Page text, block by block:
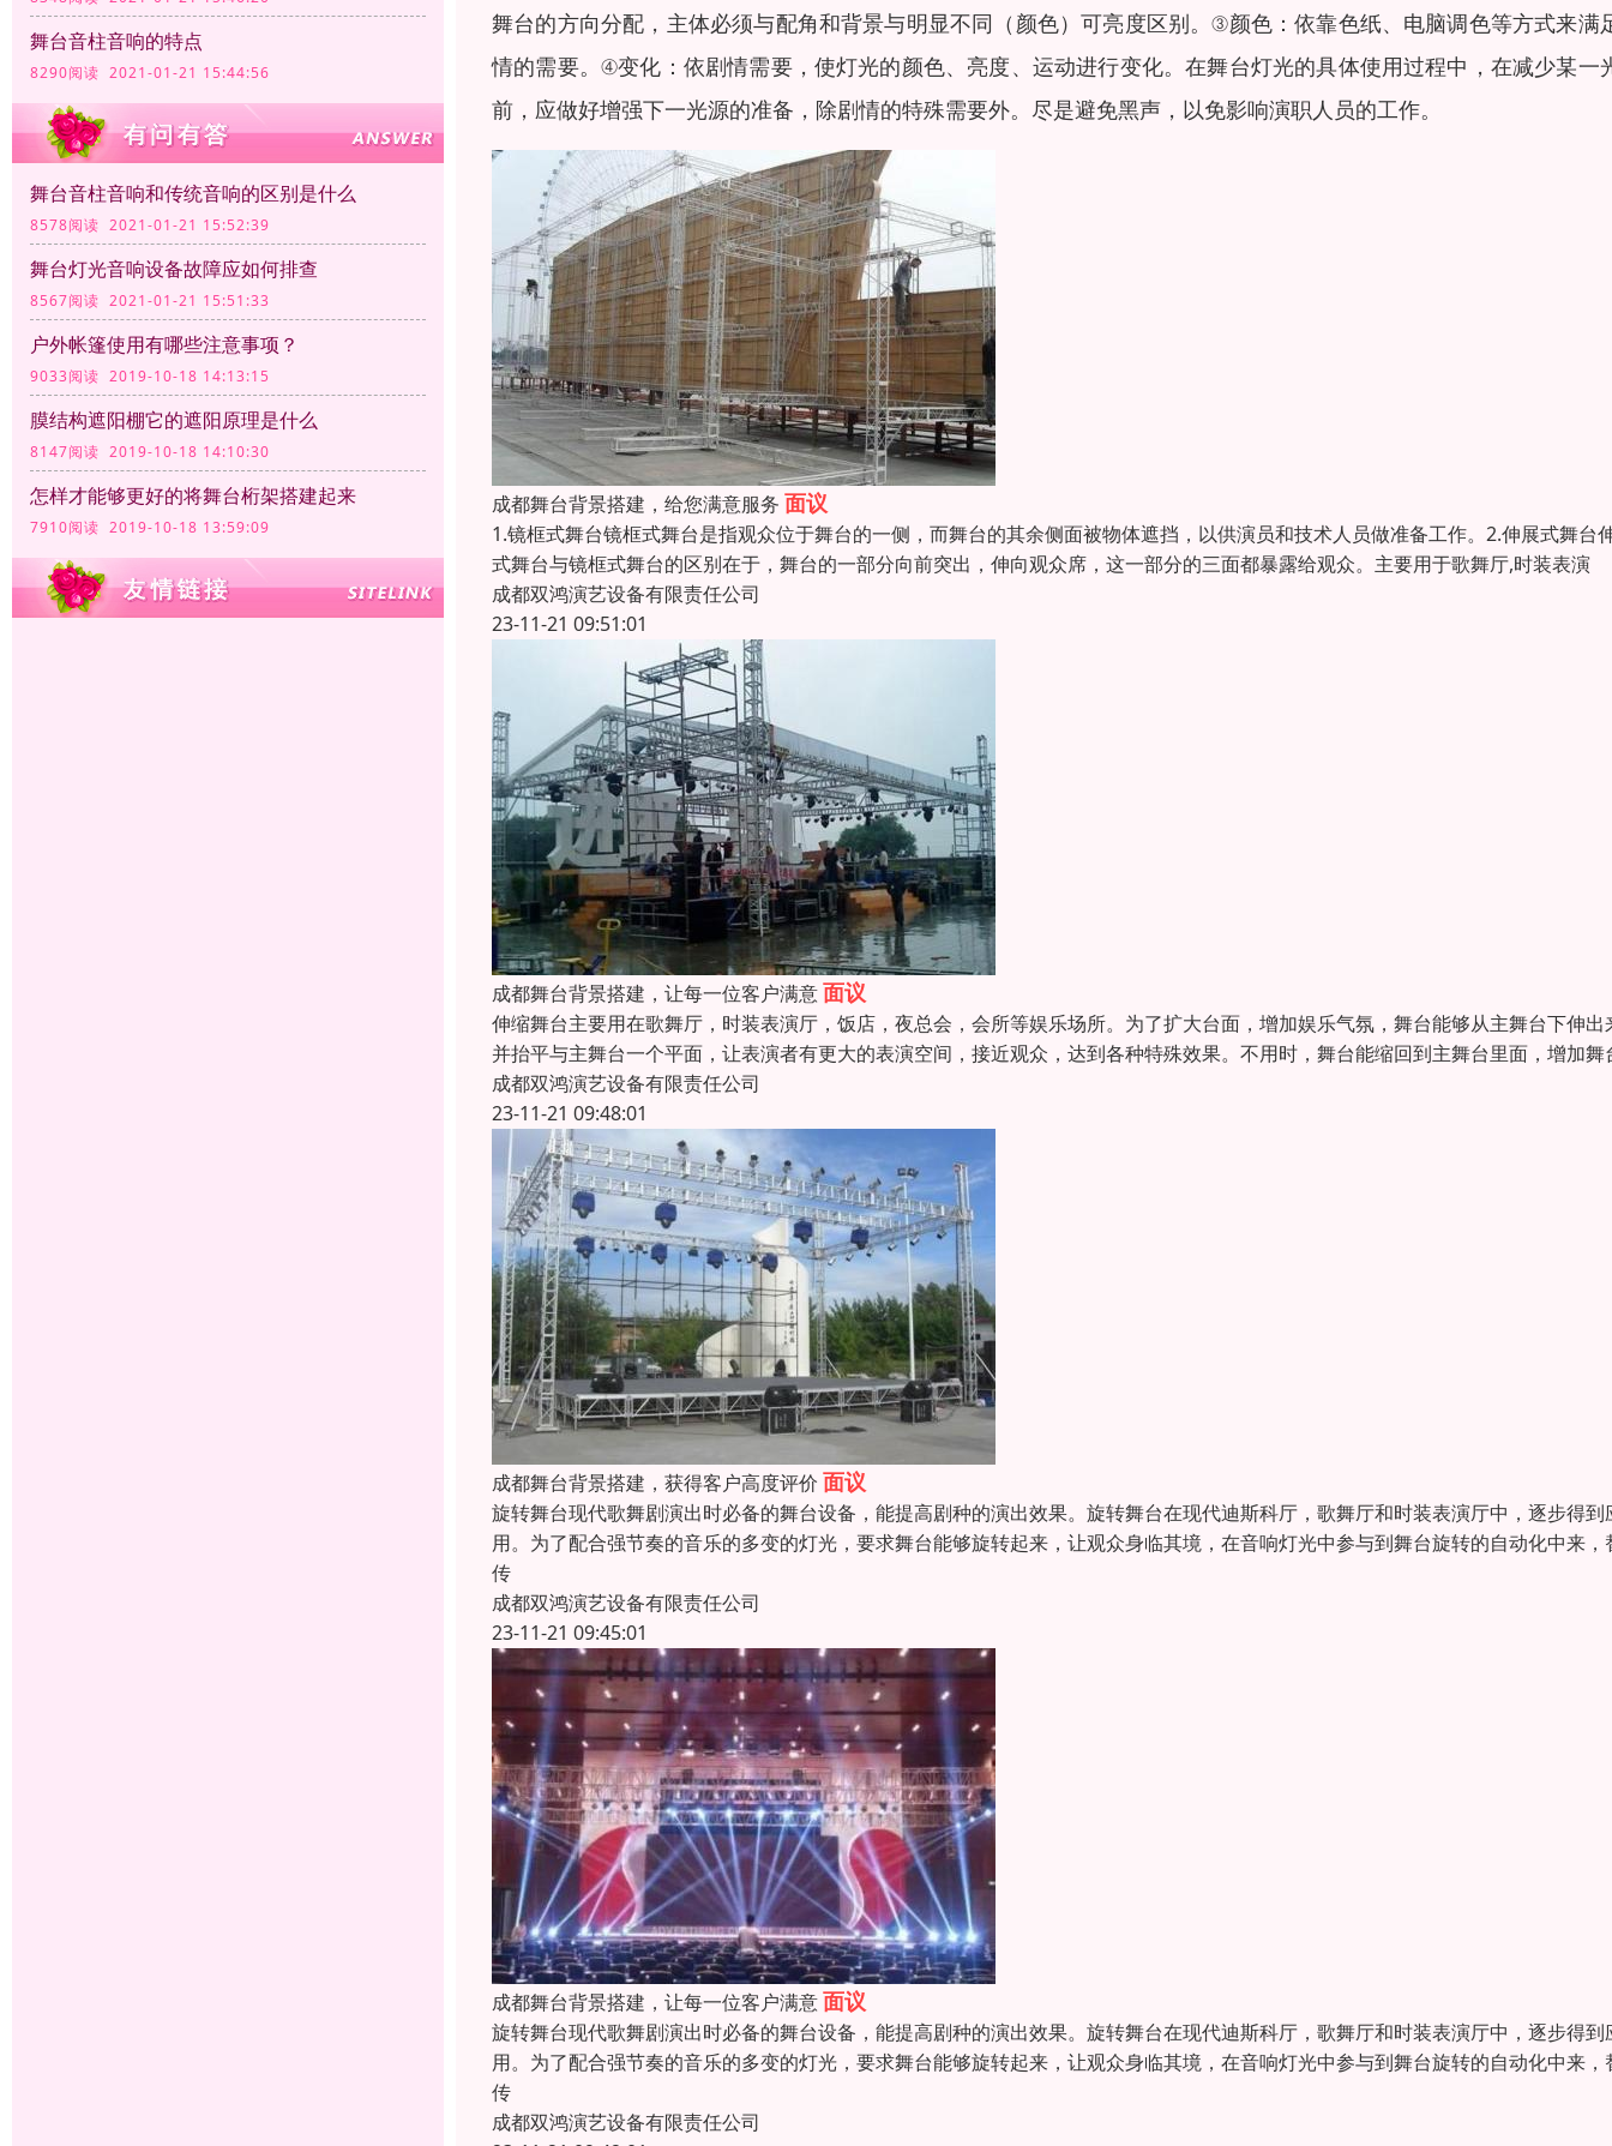
舞台音柱音响的特点
8290阅读 2021-01-21 15:44:56
舞台音柱音响和传统音响的区别是什么
8578阅读 2021-01-21 15:52:39
舞台灯光音响设备故障应如何排查
8567阅读 2021-01-21 15:51:33
户外帐篷使用有哪些注意事项？
9033阅读 2019-10-18 14:13:15
膜结构遮阳棚它的遮阳原理是什么
8147阅读 2019-10-18 14:10:30
怎样才能够更好的将舞台桁架搭建起来
7910阅读 2019-10-18 13:59:09
舞台的方向分配，主体必须与配角和背景与明显不同（颜色）可亮度区别。③颜色：依靠色纸、电脑调色等方式来满
情的需要。④变化：依剧情需要，使灯光的颜色、亮度、运动进行变化。在舞台灯光的具体使用过程中，在减少某一
前，应做好增强下一光源的准备，除剧情的特殊需要外。尽是避免黑声，以免影响演职人员的工作。
成都舞台背景搭建，给您满意服务 面议
1.镜框式舞台镜框式舞台是指观众位于舞台的一侧，而舞台的其余侧面被物体遮挡，以供演员和技术人员做准备工作。2.伸展式舞台
式舞台与镜框式舞台的区别在于，舞台的一部分向前突出，伸向观众席，这一部分的三面都暴露给观众。主要用于歌舞厅,时装表演
成都双鸿演艺设备有限责任公司
23-11-21 09:51:01
成都舞台背景搭建，让每一位客户满意面议
伸缩舞台主要用在歌舞厅，时装表演厅，饭店，夜总会，会所等娱乐场所。为了扩大台面，增加娱乐气氛，舞台能够从主舞台下伸出
并抬平与主舞台一个平面，让表演者有更大的表演空间，接近观众，达到各种特殊效果。不用时，舞台能缩回到主舞台里面，增加舞
成都双鸿演艺设备有限责任公司
23-11-21 09:48:01
成都舞台背景搭建，获得客户高度评价 面议
旋转舞台现代歌舞剧演出时必备的舞台设备，能提高剧种的演出效果。旋转舞台在现代迪斯科厅，歌舞厅和时装表演厅中，逐步得到
用。为了配合强节奏的音乐的多变的灯光，要求舞台能够旋转起来，让观众身临其境，在音响灯光中参与到舞台旋转的自动化中来，
传
成都双鸿演艺设备有限责任公司
23-11-21 09:45:01
成都舞台背景搭建，让每一位客户满意面议
旋转舞台现代歌舞剧演出时必备的舞台设备，能提高剧种的演出效果。旋转舞台在现代迪斯科厅，歌舞厅和时装表演厅中，逐步得到
用。为了配合强节奏的音乐的多变的灯光，要求舞台能够旋转起来，让观众身临其境，在音响灯光中参与到舞台旋转的自动化中来，
传
成都双鸿演艺设备有限责任公司